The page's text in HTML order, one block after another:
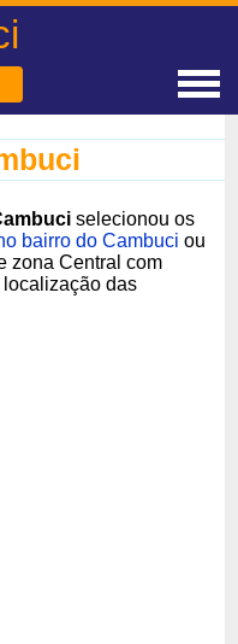
selecionou os
bairro do Cambuci ou
zona Central com
das